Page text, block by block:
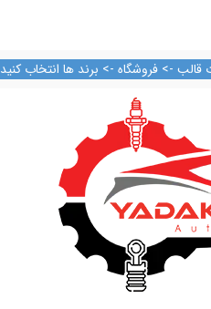
قالب -> فروشگاه -> برند ها انتخاب کنید